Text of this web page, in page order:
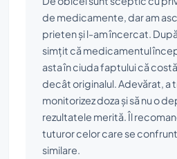
de medicamente, dar am
prieten și l-am încercat.
simțit că medicamentul
asta în ciuda faptului că
decât originalul. Adevărat, a
monitorizez doza și să nu o
rezultatele merită. Îl
tuturor celor care se
similare.